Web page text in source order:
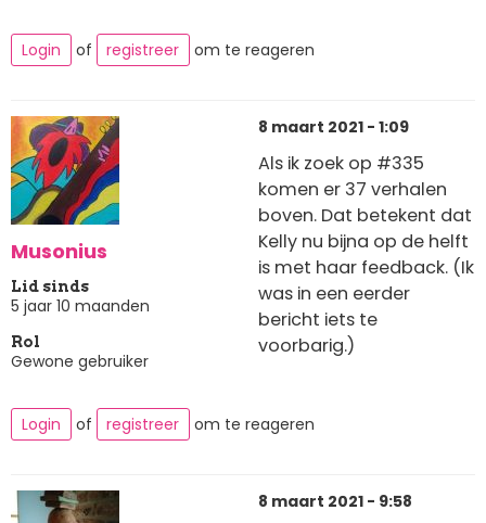
Login of registreer om te reageren
Musonius
Lid sinds
5 jaar 10 maanden
Rol
Gewone gebruiker
8 maart 2021 - 1:09
Als ik zoek op #335
komen er 37 verhalen
boven. Dat betekent dat
Kelly nu bijna op de helft
is met haar feedback. (Ik
was in een eerder
bericht iets te
voorbarig.)
Login of registreer om te reageren
8 maart 2021 - 9:58